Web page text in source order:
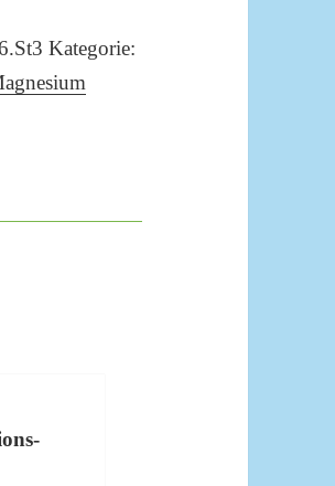
Kategorie: